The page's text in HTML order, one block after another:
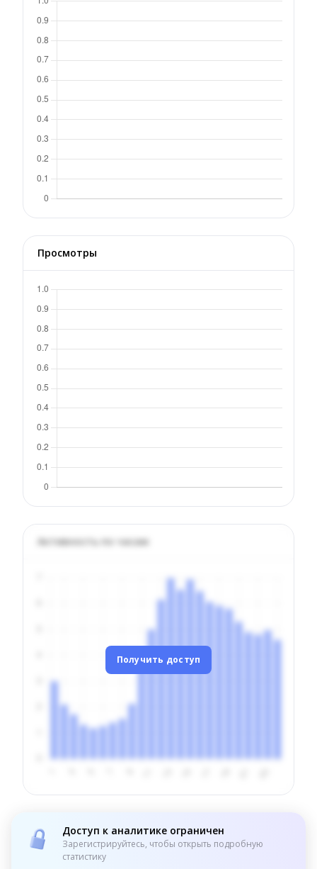
Просмотры
Активность по часам
Получить доступ
Доступ к аналитике ограничен
Зарегистрируйтесь, чтобы открыть подробную
статистику